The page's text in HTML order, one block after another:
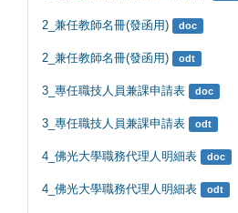
2_兼任教師名冊(發函用) doc
2_兼任教師名冊(發函用) odt
3_專任職技人員兼課申請表 doc
3_專任職技人員兼課申請表 odt
4_佛光大學職務代理人明細表 doc
4_佛光大學職務代理人明細表 odt